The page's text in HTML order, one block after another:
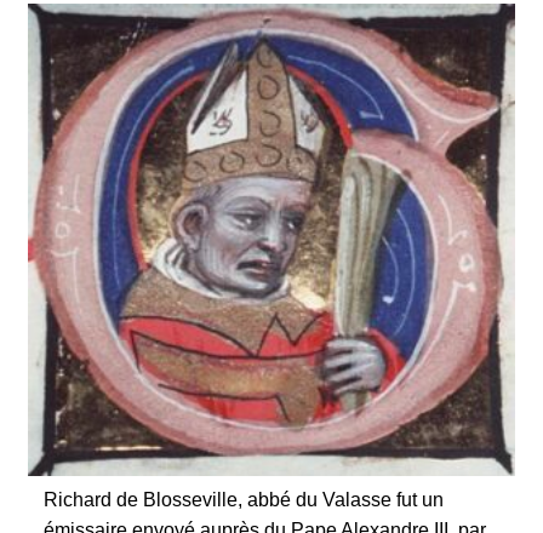
Richard de Blosseville, abbé du Valasse fut un